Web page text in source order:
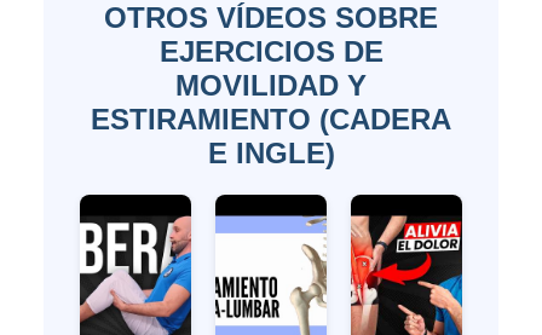
OTROS VÍDEOS SOBRE
EJERCICIOS DE
MOVILIDAD Y
ESTIRAMIENTO (CADERA
E INGLE)